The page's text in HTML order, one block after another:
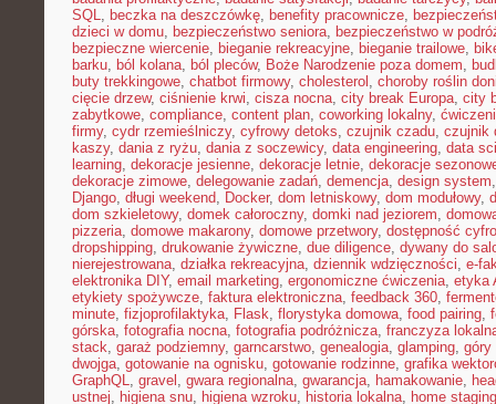
SQL, beczka na deszczówkę, benefity pracownicze,
dzieci w domu, bezpieczeństwo seniora, bezpieczeństwo w
bezpieczne wiercenie, bieganie rekreacyjne, bieganie trailowe,
barku, ból kolana, ból pleców, Boże Narodzenie poza domem,
buty trekkingowe, chatbot firmowy, cholesterol , choroby roślin
cięcie drzew, ciśnienie krwi, cisza nocna, city break Europa, city
zabytkowe, compliance, content plan, coworking lokalny,
firmy, cydr rzemieślniczy, cyfrowy detoks, czujnik czadu, czujnik
kaszy, dania z ryżu, dania z soczewicy, data engineering, data
learning, dekoracje jesienne, dekoracje letnie, dekoracje
dekoracje zimowe, delegowanie zadań, demencja, design system
Django, długi weekend, Docker, dom letniskowy, dom modułowy,
dom szkieletowy, domek całoroczny, domki nad jeziorem,
pizzeria, domowe makarony, domowe przetwory, dostępność
dropshipping, drukowanie żywiczne, due diligence, dywany do
nierejestrowana, działka rekreacyjna, dziennik wdzięczności, e-
elektronika DIY, email marketing, ergonomiczne ćwiczenia, etyka
etykiety spożywcze, faktura elektroniczna, feedback 360,
minute, fizjoprofilaktyka, Flask, florystyka domowa, food pairing,
górska, fotografia nocna, fotografia podróżnicza, franczyza
stack, garaż podziemny, garncarstwo, genealogia, glamping, góry
dwojga, gotowanie na ognisku, gotowanie rodzinne, grafika
GraphQL, gravel , gwara regionalna, gwarancja, hamakowanie,
ustnej, higiena snu, higiena wzroku, historia lokalna, home staging